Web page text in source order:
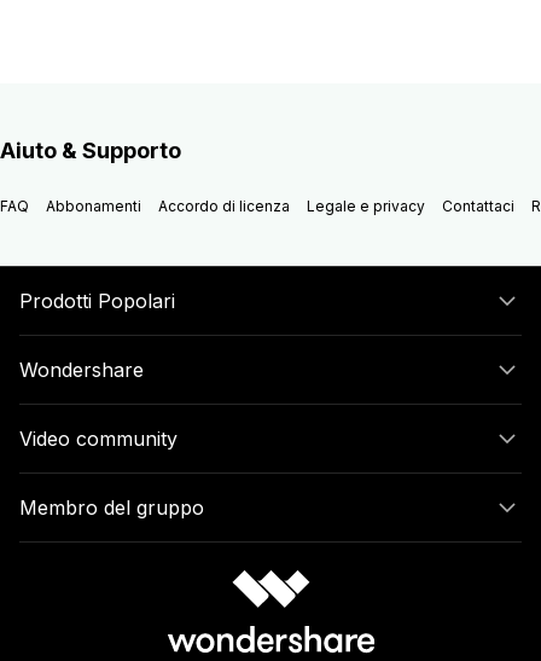
Aiuto & Supporto
FAQ Abbonamenti Accordo di licenza Legale e privacy Contattaci
Prodotti Popolari
Wondershare
Video community
Membro del gruppo